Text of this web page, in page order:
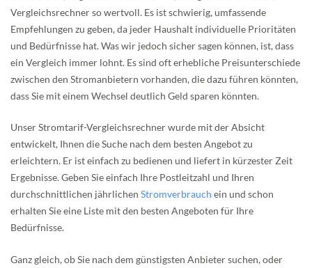
Vergleichsrechner so wertvoll. Es ist schwierig, umfassende
Empfehlungen zu geben, da jeder Haushalt individuelle Prioritäten
und Bedürfnisse hat. Was wir jedoch sicher sagen können, ist, dass
ein Vergleich immer lohnt. Es sind oft erhebliche Preisunterschiede
zwischen den Stromanbietern vorhanden, die dazu führen könnten,
dass Sie mit einem Wechsel deutlich Geld sparen könnten.
Unser Stromtarif-Vergleichsrechner wurde mit der Absicht
entwickelt, Ihnen die Suche nach dem besten Angebot zu
erleichtern. Er ist einfach zu bedienen und liefert in kürzester Zeit
Ergebnisse. Geben Sie einfach Ihre Postleitzahl und Ihren
durchschnittlichen jährlichen Stromverbrauch ein und schon
erhalten Sie eine Liste mit den besten Angeboten für Ihre
Bedürfnisse.
Ganz gleich, ob Sie nach dem günstigsten Anbieter suchen, oder